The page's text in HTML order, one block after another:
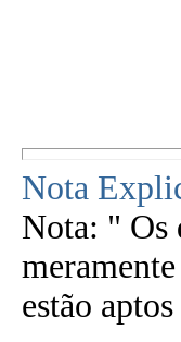
Nota
Nota: " Os
estão